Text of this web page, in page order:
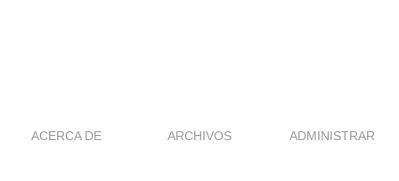
ACERCA DE ARCHIVOS ADMINISTRAR